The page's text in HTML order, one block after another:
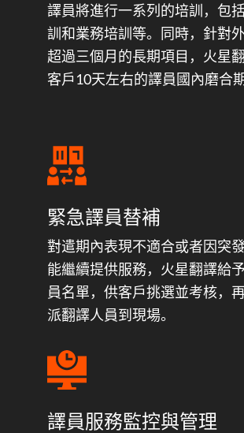
譯員將進行一系列的培訓，包
訓和業務培訓等。同時，針對
超過三個月的長期項目，火星
客戶10天左右的譯員國內磨合期
緊急譯員替補
對遣期內表現不適合或者因突
能繼續提供服務，火星翻譯給
員名單，供客戶挑選並考核，
派翻譯人員到現場。
譯員服務監控與管理